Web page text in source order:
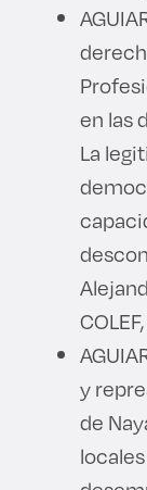
en las
La
y
de